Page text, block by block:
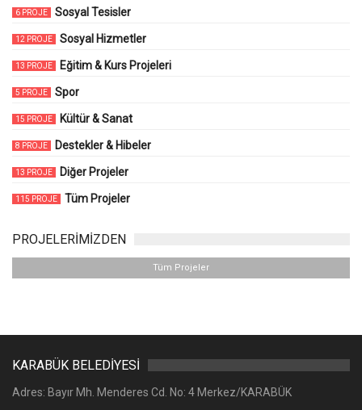
6 PROJE Sosyal Tesisler
12 PROJE Sosyal Hizmetler
13 PROJE Eğitim & Kurs Projeleri
5 PROJE Spor
15 PROJE Kültür & Sanat
8 PROJE Destekler & Hibeler
13 PROJE Diğer Projeler
115 PROJE Tüm Projeler
PROJELERİMİZDEN
Tüm Projeler
KARABÜK BELEDİYESİ
Adres: Bayır Mh. Menderes Cd. No: 4 Merkez/KARABÜK